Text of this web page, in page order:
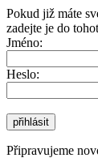
Pokud již máte
zadejte je do
Jméno:
Heslo:
přihlásit
Připravujeme